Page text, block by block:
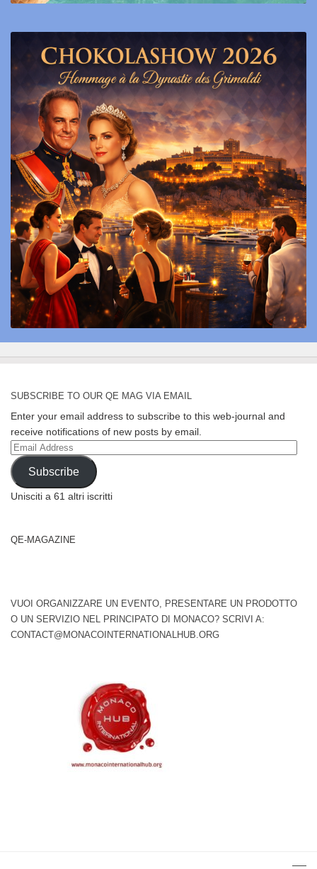
SUBSCRIBE TO OUR QE MAG VIA EMAIL
Enter your email address to subscribe to this web-journal and
receive notifications of new posts by email.
Email
Address
Subscribe
Unisciti a 61 altri iscritti
QE-MAGAZINE
VUOI ORGANIZZARE UN EVENTO, PRESENTARE UN PRODOTTO
O UN SERVIZIO NEL PRINCIPATO DI MONACO? SCRIVI A:
CONTACT@MONACOINTERNATIONALHUB.ORG